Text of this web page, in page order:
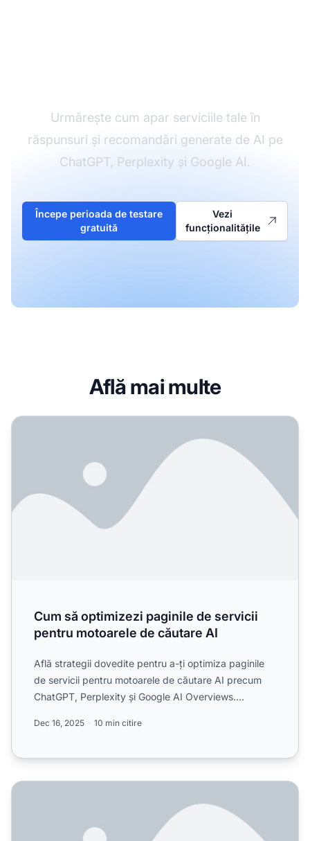
Urmărește cum apar serviciile tale în
răspunsuri și recomandări generate de AI pe
ChatGPT, Perplexity și Google AI.
Începe perioada de testare
gratuită
Vezi
funcționalitățile
Află mai multe
Cum să optimizezi paginile de servicii pentru motoarele
Cum să optimizezi paginile de servicii
pentru motoarele de căutare AI
Află strategii dovedite pentru a-ți optimiza paginile
de servicii pentru motoarele de căutare AI precum
ChatGPT, Perplexity și Google AI Overviews.
Dec 16, 2025 10 min citire
Care sunt diferențele reale între optimizarea pentru